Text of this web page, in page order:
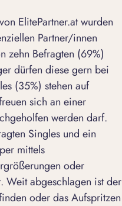
ElitePartner.at wurden
Partner/innen
zehn Befragten (69%)
dürfen diese gern bei
(35%) stehen auf
sich an einer
werden darf.
Singles und ein
mittels
oder
Weit abgeschlagen ist der
oder das Aufspritzen